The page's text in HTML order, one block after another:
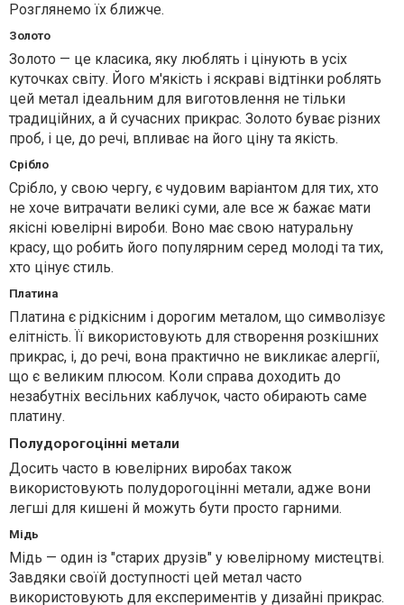
Розглянемо їх ближче.
Золото
Золото — це класика, яку люблять і цінують в усіх
куточках світу. Його м'якість і яскраві відтінки роблять
цей метал ідеальним для виготовлення не тільки
традиційних, а й сучасних прикрас. Золото буває різних
проб, і це, до речі, впливає на його ціну та якість.
Срібло
Срібло, у свою чергу, є чудовим варіантом для тих, хто
не хоче витрачати великі суми, але все ж бажає мати
якісні ювелірні вироби. Воно має свою натуральну
красу, що робить його популярним серед молоді та тих,
хто цінує стиль.
Платина
Платина є рідкісним і дорогим металом, що символізує
елітність. Її використовують для створення розкішних
прикрас, і, до речі, вона практично не викликає алергії,
що є великим плюсом. Коли справа доходить до
незабутніх весільних каблучок, часто обирають саме
платину.
Полудорогоцінні метали
Досить часто в ювелірних виробах також
використовують полудорогоцінні метали, адже вони
легші для кишені й можуть бути просто гарними.
Мідь
Мідь — один із "старих друзів" у ювелірному мистецтві.
Завдяки своїй доступності цей метал часто
використовують для експериментів у дизайні прикрас.